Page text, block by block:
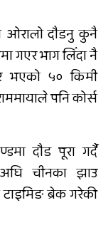
ओरालो दौडनु कुनै
गएर भाग लिँदा नै
भएको ५० किमी
पनि कोर्स
दौड पूरा गर्दै
चीनका झाउ
ब्रेक गरेकी